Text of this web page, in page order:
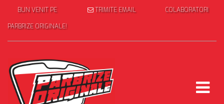
BUN VENIT PE
PARBRIZE ORIGINALE!
TRIMITE EMAIL COLABORATORI